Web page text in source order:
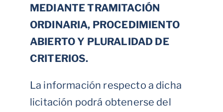
MEDIANTE TRAMITACIÓN
ORDINARIA, PROCEDIMIENTO
ABIERTO Y PLURALIDAD DE
CRITERIOS.
La información respecto a dicha
licitación podrá obtenerse del